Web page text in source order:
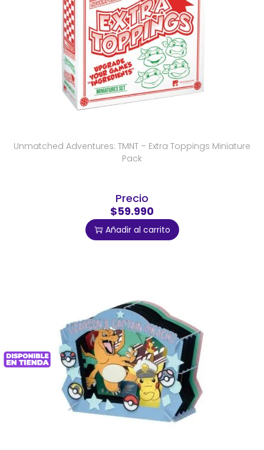
Unmatched Adventures: TMNT – Extra Toppings Miniature
Pack
Precio
$59.990
Añadir al carrito